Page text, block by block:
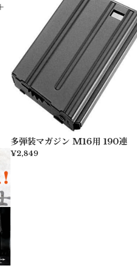
多弾装マガジン M16用 190連
¥2,849